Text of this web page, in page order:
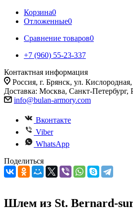
Корзина0
Отложенные0
Сравнение товаров0
+7 (960) 55-23-337
Контактная информация
Россия, г. Брянск, ул. Кислородная,
Доставка: Москва, Санкт-Петербург,
info@bulan-armory.com
Вконтакте
Viber
WhatsApp
Поделиться
Шлем из St. Bernard-